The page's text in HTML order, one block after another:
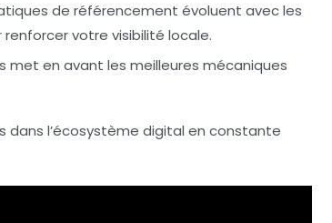
de référencement évoluent avec les
votre visibilité locale.
met en avant les meilleures mécaniques
dans l’écosystème digital en constante